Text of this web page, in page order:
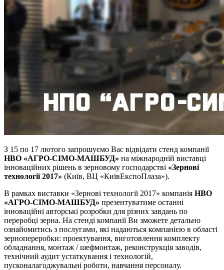
З 15 по 17 лютого запрошуємо Вас відвідати стенд компанії
НВО «АГРО-СІМО-МАШБУД» на міжнародній виставці
інноваційних рішень в зерновому господарстві «Зернові
технології 2017» (Київ, ВЦ «КиївЕкспоПлаза»).
В рамках виставки «Зернові технології 2017» компанія НВО
«АГРО-СІМО-МАШБУД» презентуватиме останні
інноваційні авторські розробки для різних завдань по
переробці зерна. На стенді компанії Ви зможете детально
ознайомитись з послугами, які надаються компанією в області
зернопереробки: проектування, виготовлення комплекту
обладнання, монтаж / шефмонтаж, реконструкція заводів,
технічний аудит устаткування і технологій,
пусконалагоджувальні роботи, навчання персоналу.